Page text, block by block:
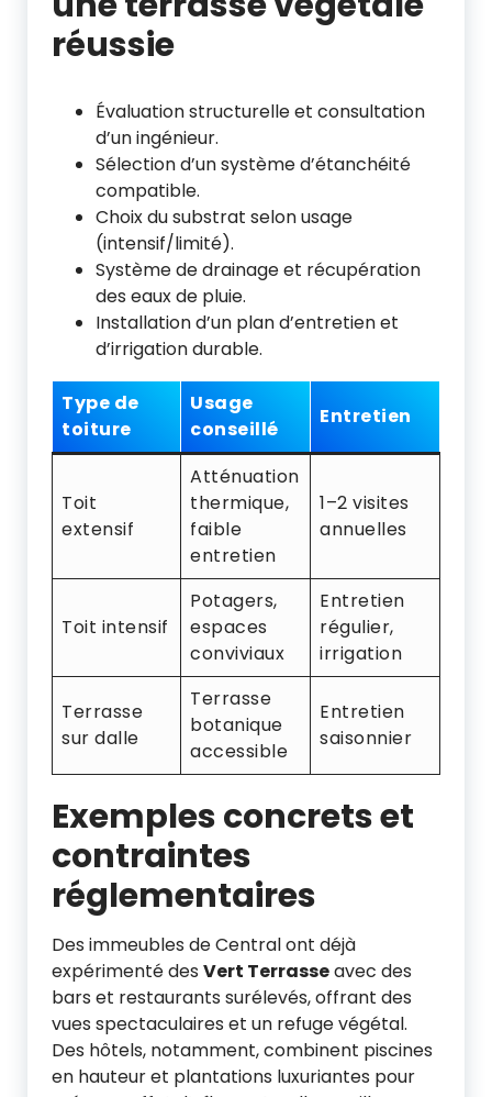
réussie
Évaluation structurelle et consultation
d’un ingénieur.
Sélection d’un système d’étanchéité
compatible.
Choix du substrat selon usage
(intensif/limité).
Système de drainage et récupération
des eaux de pluie.
Installation d’un plan d’entretien et
d’irrigation durable.
Type de
toiture
Usage
conseillé
Entretien
Toit
extensif
Atténuation
thermique,
faible
entretien
1–2 visites
annuelles
Toit intensif
Potagers,
espaces
conviviaux
Entretien
régulier,
irrigation
Terrasse
sur dalle
Terrasse
botanique
accessible
Entretien
saisonnier
Exemples concrets et
contraintes
réglementaires
Des immeubles de Central ont déjà
expérimenté des Vert Terrasseavec des
bars et restaurants surélevés, offrant des
vues spectaculaires et un refuge végétal.
Des hôtels, notamment, combinent piscines
en hauteur et plantations luxuriantes pour